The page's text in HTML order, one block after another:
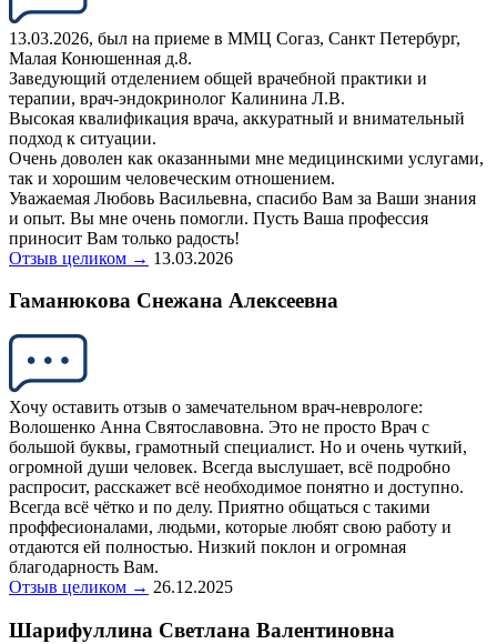
13.03.2026, был на приеме в ММЦ Согаз, Санкт Петербург,
Малая Конюшенная д.8.
Заведующий отделением общей врачебной практики и
терапии, врач-эндокринолог Калинина Л.В.
Высокая квалификация врача, аккуратный и внимательный
подход к ситуации.
Очень доволен как оказанными мне медицинскими услугами,
так и хорошим человеческим отношением.
Уважаемая Любовь Васильевна, спасибо Вам за Ваши знания
и опыт. Вы мне очень помогли. Пусть Ваша профессия
приносит Вам только радость!
Отзыв целиком → 13.03.2026
Гаманюкова Снежана Алексеевна
Хочу оставить отзыв о замечательном врач-неврологе:
Волошенко Анна Святославовна. Это не просто Врач с
большой буквы, грамотный специалист. Но и очень чуткий,
огромной души человек. Всегда выслушает, всё подробно
распросит, расскажет всё необходимое понятно и доступно.
Всегда всё чётко и по делу. Приятно общаться с такими
проффесионалами, людьми, которые любят свою работу и
отдаются ей полностью. Низкий поклон и огромная
благодарность Вам.
Отзыв целиком → 26.12.2025
Шарифуллина Светлана Валентиновна